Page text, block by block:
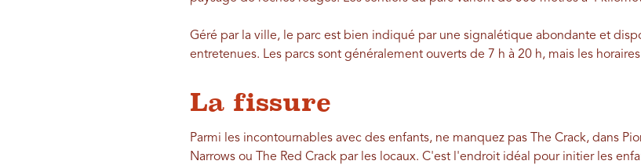
Géré par la ville, le parc est bien indiqué par une signalétique abondante et
entretenues. Les parcs sont généralement ouverts de 7 h à 20 h, mais les
La fissure
Parmi les incontournables avec des enfants, ne manquez pas The Crack, dans
Narrows ou The Red Crack par les locaux. C'est l'endroit idéal pour initier les